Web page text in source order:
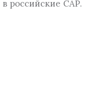
российские САР.